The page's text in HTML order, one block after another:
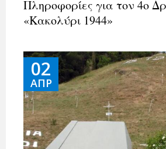
Πληροφορίες για τον 4ο
«Κακολύρι 1944»
02
ΑΠΡ